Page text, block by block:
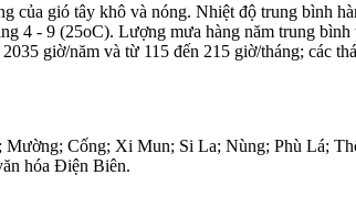
gió tây khô và nóng. Nhiệt độ trung bình
4 - 9 (25oC). Lượng mưa hàng năm trung
giờ/năm và từ 115 đến 215 giờ/tháng; các
Cống; Xi Mun; Si La; Nùng; Phù Lá;
hóa Điện Biên.